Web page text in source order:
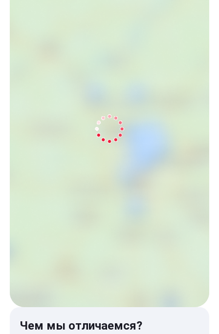
Чем мы отличаемся?